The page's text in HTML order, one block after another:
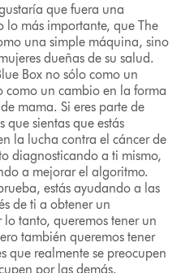
que fuera una
lo más importante, que The
una simple máquina, sino
dueñas de su salud.
Box no sólo como un
como un cambio en la forma
mama. Si eres parte de
que sientas que estás
la lucha contra el cáncer de
diagnosticando a ti mismo,
a mejorar el algoritmo.
estás ayudando a las
de ti a obtener un
tanto, queremos tener un
también queremos tener
que realmente se preocupen
por las demás.